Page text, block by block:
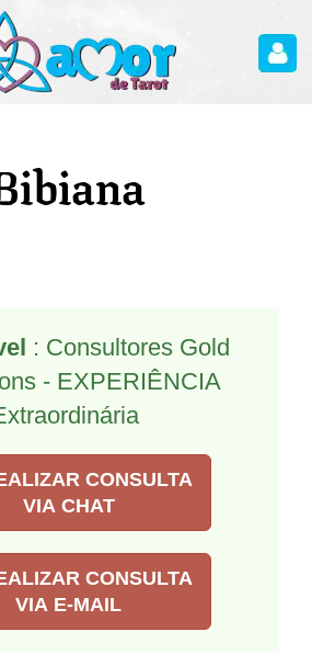
: Consultores Gold
- EXPERIÊNCIA
CONSULTA
VIA CHAT
CONSULTA
VIA E-MAIL